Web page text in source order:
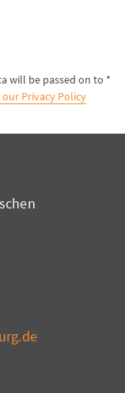
will be passed on to
Privacy Policy